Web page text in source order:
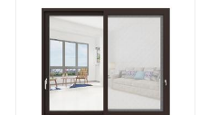
jenis pintu bervariasi untuk
arsitektur yang berbeda